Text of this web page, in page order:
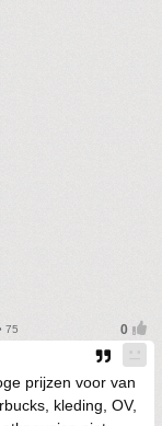
75
prijzen voor van
kleding, OV,